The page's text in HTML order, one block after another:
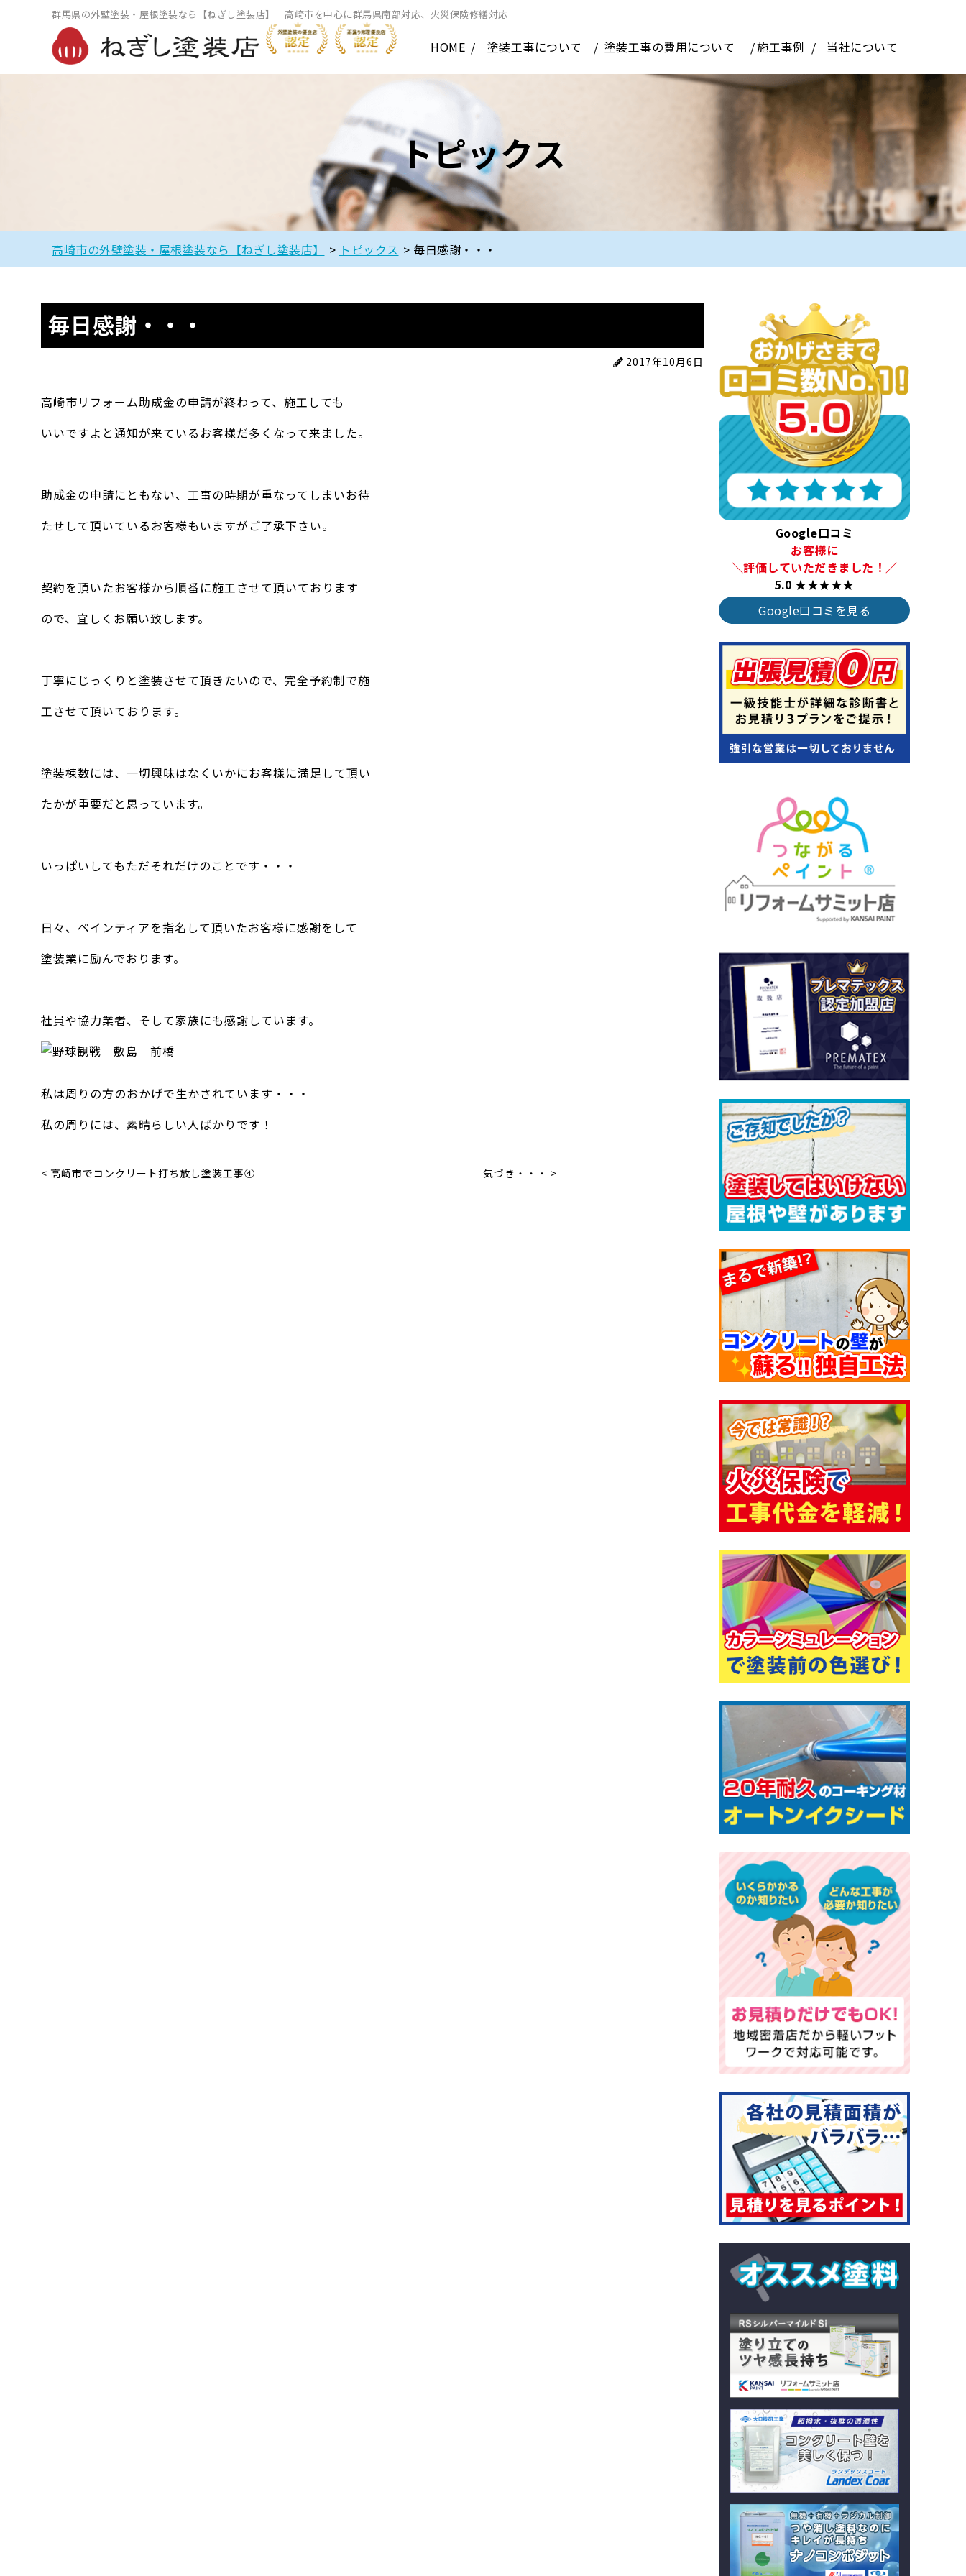
群馬県の外壁塗装・屋根塗装なら【ねぎし塗装店】｜高崎市を中心に群馬県南部対応、火災保険修繕対応
HOME 塗装工事について 塗装工事の費用について 施工事例 当社について
トピックス
高崎市の外壁塗装・屋根塗装なら【ねぎし塗装店】 > トピックス > 毎日感謝・・・
毎日感謝・・・
2017年10月6日
高崎市リフォーム助成金の申請が終わって、施工しても
いいですよと通知が来ているお客様だ多くなって来ました。
助成金の申請にともない、工事の時期が重なってしまいお待
たせして頂いているお客様もいますがご了承下さい。
契約を頂いたお客様から順番に施工させて頂いております
ので、宜しくお願い致します。
丁寧にじっくりと塗装させて頂きたいので、完全予約制で施
工させて頂いております。
塗装棟数には、一切興味はなくいかにお客様に満足して頂い
たかが重要だと思っています。
いっぱいしてもただそれだけのことです・・・
日々、ペインティアを指名して頂いたお客様に感謝をして
塗装業に励んでおります。
社員や協力業者、そして家族にも感謝しています。
私は周りの方のおかげで生かされています・・・
私の周りには、素晴らしい人ばかりです！
< 高崎市でコンクリート打ち放し塗装工事④ 気づき・・・ >
Google口コミ
お客様に
＼評価していただきました！／
5.0 ★★★★★
Google口コミを見る